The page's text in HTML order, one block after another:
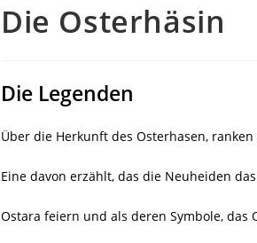
Die Osterhäsin
Die Legenden
Über die Herkunft des Osterhasen,
Eine davon erzählt, das die Neuheiden
Ostara feiern und als deren Symbole,